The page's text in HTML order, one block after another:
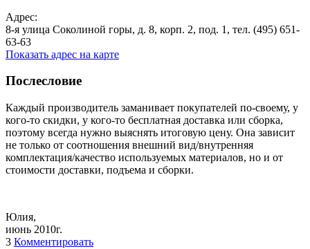
Адрес:
8-я улица Соколиной горы, д. 8, корп. 2, под. 1, тел. (495) 651-
63-63
Показать адрес на карте
Послесловие
Каждый производитель заманивает покупателей по-своему, у
кого-то скидки, у кого-то бесплатная доставка или сборка,
поэтому всегда нужно выяснять итоговую цену. Она зависит
не только от соотношения внешний вид/внутренняя
комплектация/качество используемых материалов, но и от
стоимости доставки, подъема и сборки.
Юлия,
июнь 2010г.
3 Комментировать